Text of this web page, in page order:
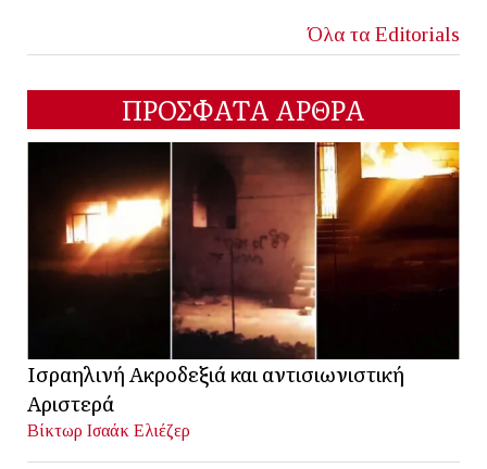
Όλα τα Editorials
ΠΡΟΣΦΑΤΑ ΑΡΘΡΑ
Ισραηλινή Ακροδεξιά και αντισιωνιστική
Αριστερά
Βίκτωρ Ισαάκ Ελιέζερ